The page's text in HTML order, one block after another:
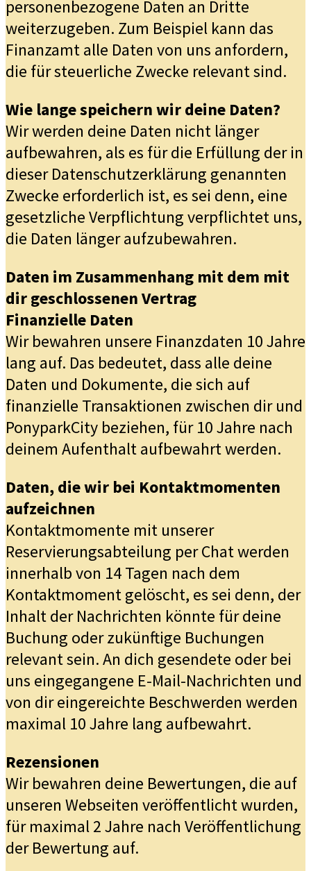
personenbezogene Daten an Dritte
weiterzugeben. Zum Beispiel kann das
Finanzamt alle Daten von uns anfordern,
die für steuerliche Zwecke relevant sind.
Wie lange speichern wir deine Daten?
Wir werden deine Daten nicht länger
aufbewahren, als es für die Erfüllung der in
dieser Datenschutzerklärung genannten
Zwecke erforderlich ist, es sei denn, eine
gesetzliche Verpflichtung verpflichtet uns,
die Daten länger aufzubewahren.
Daten im Zusammenhang mit dem mit
dir geschlossenen Vertrag
Finanzielle Daten
Wir bewahren unsere Finanzdaten 10 Jahre
lang auf. Das bedeutet, dass alle deine
Daten und Dokumente, die sich auf
finanzielle Transaktionen zwischen dir und
PonyparkCity beziehen, für 10 Jahre nach
deinem Aufenthalt aufbewahrt werden.
Daten, die wir bei Kontaktmomenten
aufzeichnen
Kontaktmomente mit unserer
Reservierungsabteilung per Chat werden
innerhalb von 14 Tagen nach dem
Kontaktmoment gelöscht, es sei denn, der
Inhalt der Nachrichten könnte für deine
Buchung oder zukünftige Buchungen
relevant sein. An dich gesendete oder bei
uns eingegangene E-Mail-Nachrichten und
von dir eingereichte Beschwerden werden
maximal 10 Jahre lang aufbewahrt.
Rezensionen
Wir bewahren deine Bewertungen, die auf
unseren Webseiten veröffentlicht wurden,
für maximal 2 Jahre nach Veröffentlichung
der Bewertung auf.